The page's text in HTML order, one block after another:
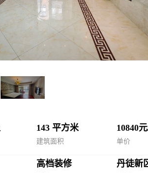
143 平方米 10840
建筑面积 单价
高档装修 丹徒新